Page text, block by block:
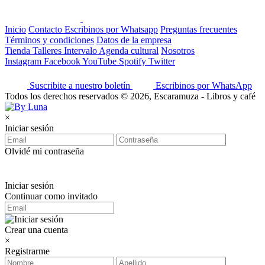
Inicio Contacto Escribinos por Whatsapp Preguntas frecuentes
Términos y condiciones Datos de la empresa
Tienda Talleres Intervalo Agenda cultural Nosotros
Instagram FacebookYouTube Spotify Twitter
Suscribite a nuestro boletín
Escribinos por WhatsApp
Todos los derechos reservados © 2026, Escaramuza - Libros y café
×
Iniciar sesión
Olvidé mi contraseña
Iniciar sesión
Continuar como invitado
Crear una cuenta
×
Registrarme